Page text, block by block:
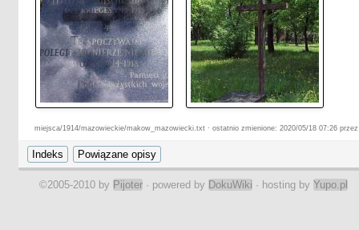
miejsca/1914/mazowieckie/makow_mazowiecki.txt · ostatnio zmienione: 2020/05/18 07:26
©2005-2010 by Pijoter · powered by DokuWiki · hosting by Yupo.pl